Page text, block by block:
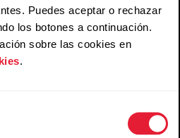
Puedes aceptar o rechazar
los botones a continuación.
sobre las cookies en